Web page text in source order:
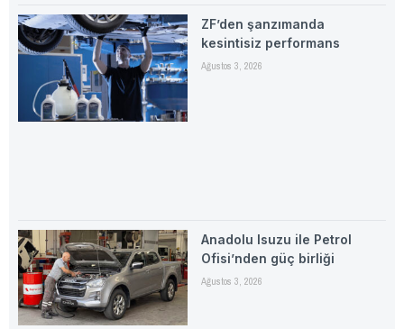
ZF’den şanzımanda
kesintisiz performans
Ağustos 3, 2026
Anadolu Isuzu ile Petrol
Ofisi’nden güç birliği
Ağustos 3, 2026